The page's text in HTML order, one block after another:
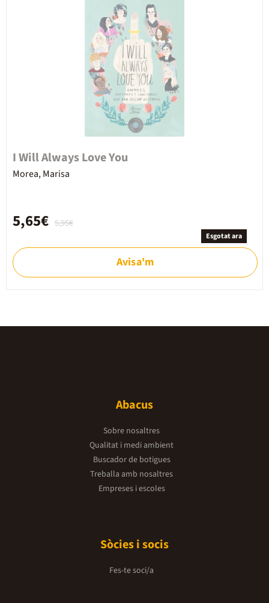
I Will Always Love You
Morea, Marisa
5,95€
5,65€
Esgotat ara
Avisa'm
Abacus
Sobre nosaltres
Qualitat i medi ambient
Buscador de botigues
Treballa amb nosaltres
Empreses i escoles
Sòcies i socis
Fes-te soci/a